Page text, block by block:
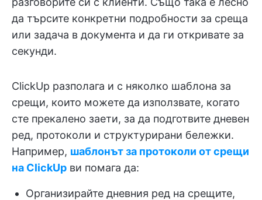
да търсите конкретни подробности за среща
или задача в документа и да ги откривате за
секунди.
ClickUp разполага и с няколко шаблона за
срещи, които можете да използвате, когато
сте прекалено заети, за да подготвите дневен
ред, протоколи и структурирани бележки.
Например, шаблонът за протоколи от срещи
на ClickUp ви помага да:
Организирайте дневния ред на срещите,